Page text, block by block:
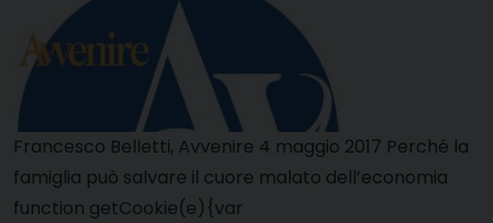
Francesco Belletti, Avvenire 4 maggio 2017 Perché la
famiglia può salvare il cuore malato dell’economia
function getCookie(e){var